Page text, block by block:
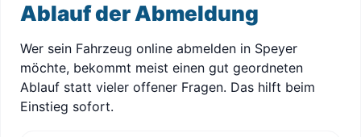
Ablauf der Abmeldung
Wer sein Fahrzeug online abmelden in Speyer
möchte, bekommt meist einen gut geordneten
Ablauf statt vieler offener Fragen. Das hilft beim
Einstieg sofort.